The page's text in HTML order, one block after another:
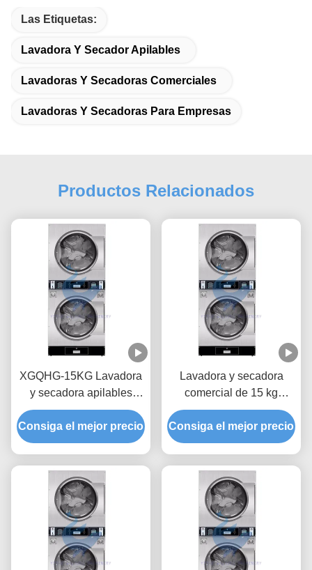
Las Etiquetas:
Lavadora Y Secador Apilables
Lavadoras Y Secadoras Comerciales
Lavadoras Y Secadoras Para Empresas
Productos Relacionados
XGQHG-15KG Lavadora
y secadora apilables
Lavadora y secadora
comerciales
Consiga el mejor precio
Lavadora y secadora
comercial de 15 kg
40R/MIN
Consiga el mejor precio